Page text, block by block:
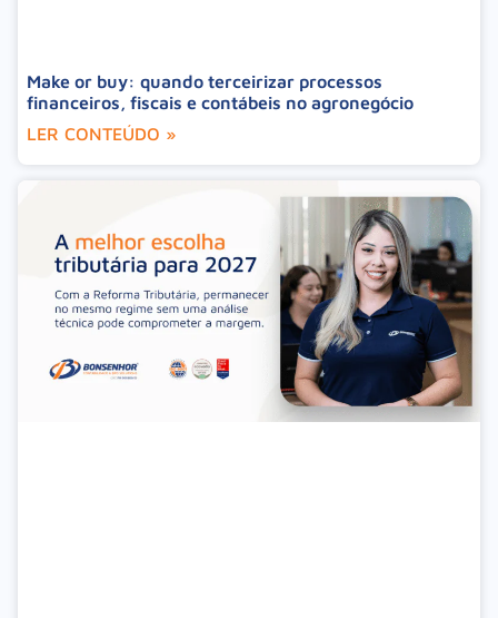
Make or buy: quando terceirizar processos
financeiros, fiscais e contábeis no agronegócio
LER CONTEÚDO »